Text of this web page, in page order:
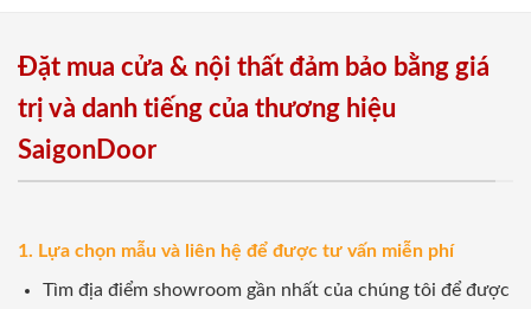
Đặt mua cửa & nội thất đảm bảo bằng giá
trị và danh tiếng của thương hiệu
SaigonDoor
1. Lựa chọn mẫu và liên hệ để được tư vấn miễn phí
Tìm địa điểm showroom gần nhất của chúng tôi để được